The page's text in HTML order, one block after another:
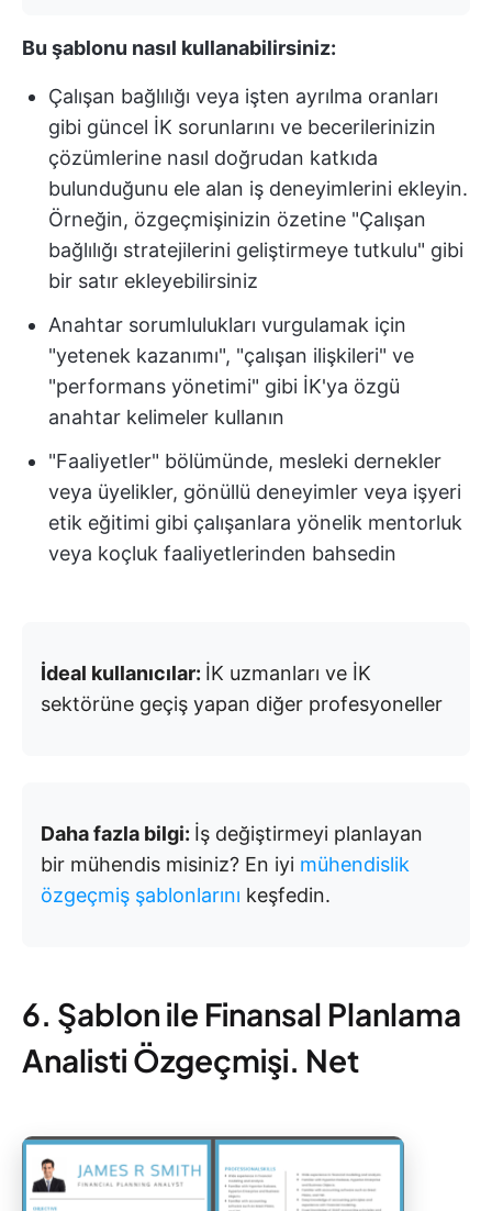
Bu şablonu nasıl kullanabilirsiniz:
Çalışan bağlılığı veya işten ayrılma oranları
gibi güncel İK sorunlarını ve becerilerinizin
çözümlerine nasıl doğrudan katkıda
bulunduğunu ele alan iş deneyimlerini ekleyin.
Örneğin, özgeçmişinizin özetine "Çalışan
bağlılığı stratejilerini geliştirmeye tutkulu" gibi
bir satır ekleyebilirsiniz
Anahtar sorumlulukları vurgulamak için
"yetenek kazanımı", "çalışan ilişkileri" ve
"performans yönetimi" gibi İK'ya özgü
anahtar kelimeler kullanın
"Faaliyetler" bölümünde, mesleki dernekler
veya üyelikler, gönüllü deneyimler veya işyeri
etik eğitimi gibi çalışanlara yönelik mentorluk
veya koçluk faaliyetlerinden bahsedin
İdeal kullanıcılar: İK uzmanları ve İK
sektörüne geçiş yapan diğer profesyoneller
Daha fazla bilgi: İş değiştirmeyi planlayan
bir mühendis misiniz? En iyi mühendislik
özgeçmiş şablonlarını keşfedin.
6. Şablon ile Finansal Planlama
Analisti Özgeçmişi. Net